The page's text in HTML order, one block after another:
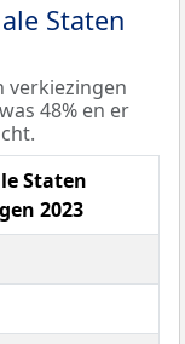
Staten
verkiezingen
48% en er
Staten
2023